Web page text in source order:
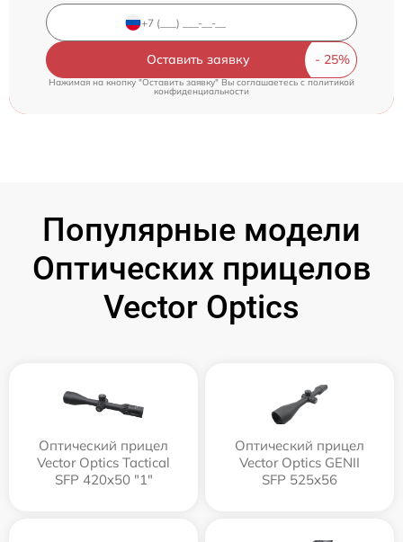
Оставить заявку
Нажимая на кнопку "Оставить заявку" Вы соглашаетесь cполитикой
конфиденциальности
Популярные модели
Оптических прицелов
Vector Optics
Оптический прицел
Vector Optics Tactical
SFP 420x50 "1"
Оптический прицел
Vector Optics GENII
SFP 525x56